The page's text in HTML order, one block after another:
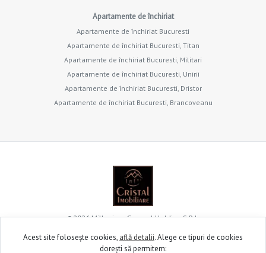
Apartamente de închiriat
Apartamente de închiriat Bucuresti
Apartamente de închiriat Bucuresti, Titan
Apartamente de închiriat Bucuresti, Militari
Apartamente de închiriat Bucuresti, Unirii
Apartamente de închiriat Bucuresti, Dristor
Apartamente de închiriat Bucuresti, Brancoveanu
©2026Millenium General Holding S.R.L.
Acest site folosește cookies, află detalii.Alege ce tipuri de cookies
dorești să permitem: